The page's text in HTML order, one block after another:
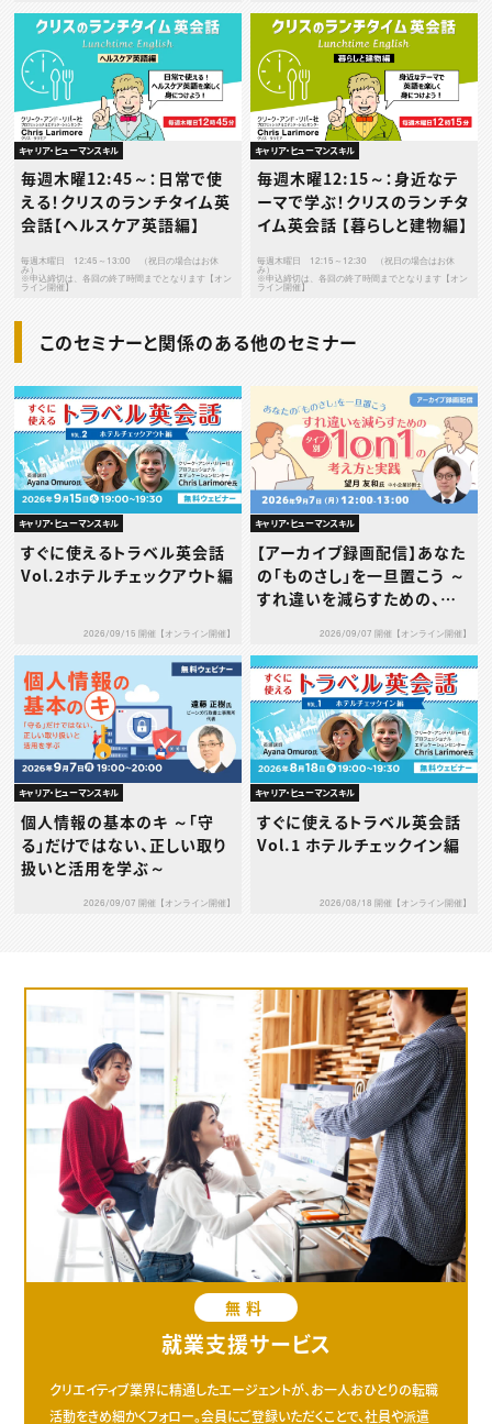
キャリア・ヒューマンスキル
毎週木曜12:45～：日常で使
える！クリスのランチタイム英
会話【ヘルスケア英語編】
毎週木曜日 12:45～13:00 （祝日の場合はお休
み）
※申込締切は、各回の終了時間までとなります【オン
ライン開催】
キャリア・ヒューマンスキル
毎週木曜12:15～：身近なテ
ーマで学ぶ！クリスのランチタ
イム英会話 【暮らしと建物編】
毎週木曜日 12:15～12:30 （祝日の場合はお休
み）
※申込締切は、各回の終了時間までとなります【オン
ライン開催】
このセミナーと関係のある他のセミナー
キャリア・ヒューマンスキル
すぐに使えるトラベル英会話
Vol.2ホテルチェックアウト編
2026/09/15 開催【オンライン開催】
キャリア・ヒューマンスキル
【アーカイブ録画配信】あなた
の「ものさし」を一旦置こう ～
すれ違いを減らすための、タ
2026/09/07 開催【オンライン開催】
キャリア・ヒューマンスキル
個人情報の基本のキ ～「守
る」だけではない、正しい取り
扱いと活用を学ぶ～
2026/09/07 開催【オンライン開催】
キャリア・ヒューマンスキル
すぐに使えるトラベル英会話
Vol.1 ホテルチェックイン編
2026/08/18 開催【オンライン開催】
無料
就業支援サービス
クリエイティブ業界に精通したエージェントが、お一人おひとりの転職
活動をきめ細かくフォロー。会員にご登録いただくことで、社員や派遣